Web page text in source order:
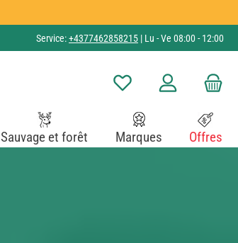
Service:+4377462858215 | Lu - Ve 08:00 - 12:00
Vous avez 0 articles dans
Sauvage et forêt Marques Offres